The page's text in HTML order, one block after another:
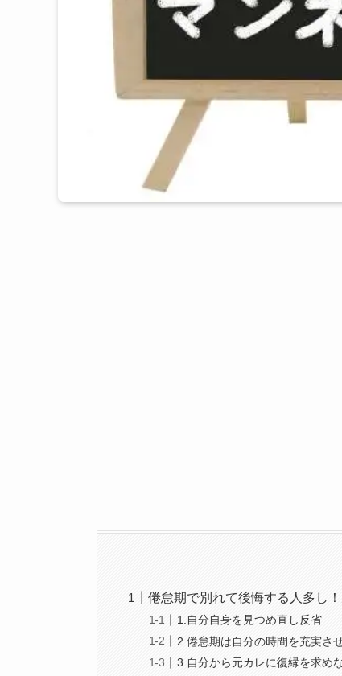
倦怠期で別れて後悔する人多し
1.自分自身を見つめ直し反省
2.倦怠期は自分の時間を充実さ
3.自分から元カレに復縁を求め